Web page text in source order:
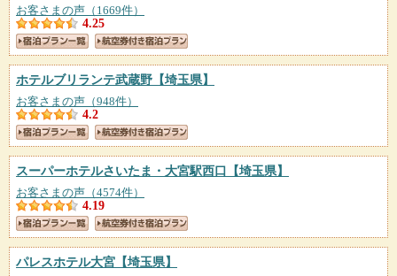
お客さまの声（1669件）
4.25
ホテルブリランテ武蔵野 【埼玉県】
お客さまの声（948件）
4.2
スーパーホテルさいたま・大宮駅西口 【埼玉県】
お客さまの声（4574件）
4.19
パレスホテル大宮 【埼玉県】